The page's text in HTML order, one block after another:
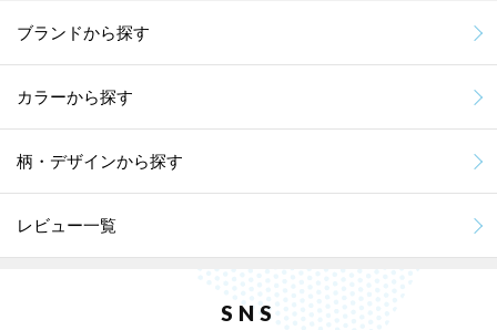
ブランドから探す
カラーから探す
柄・デザインから探す
レビュー一覧
SNS